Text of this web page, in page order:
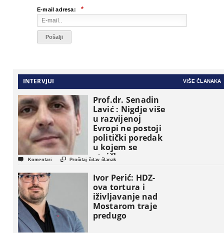
E-mail adresa: *
INTERVJUI VIŠE ČLANAKA
Prof.dr. Senadin
Lavić : Nigdje više
u razvijenoj
Evropi ne postoji
politički poredak
u kojem se
etničke grupe
pojavljuju kao
osnovne
političke jedinice
 Komentari  Pročitaj čitav članak
Ivor Perić: HDZ-
ova tortura i
iživljavanje nad
Mostarom traje
predugo